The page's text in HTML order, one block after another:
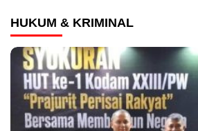
HUKUM & KRIMINAL